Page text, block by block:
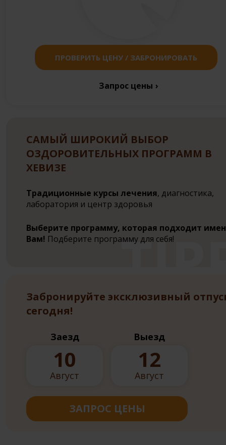
ПРОВЕРИТЬ ЦЕНУ / ЗАБРОНИРОВАТЬ
Запрос цены
САМЫЙ ШИРОКИЙ ВЫБОР
ОЗДОРОВИТЕЛЬНЫХ ПРОГРАММ В
ХЕВИЗЕ
Традиционные курсы лечения, диагностика,
лаборатория и центр здоровья
Выберите программу, которая подходит
Вам! Подберите программу для себя!
Забронируйте эксклюзивный
сегодня!
Заезд
10
Август
Выезд
12
Август
ЗАПРОС ЦЕНЫ